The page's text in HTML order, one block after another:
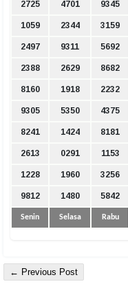
2725 4701 9345
1059 2344 3159
2497 9311 5692
2388 2629 8682
8160 1918 2232
9305 5350 4375
8241 1424 8181
2613 0291 1153
1228 1960 3256
9812 1480 5842
Senin Selasa Rabu
← Previous Post